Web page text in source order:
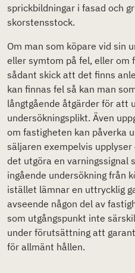
sprickbildningar i fasad och
skorstensstock.
Om man som köpare vid sin
eller symtom på fel, eller om
sådant skick att det finns
kan finnas fel så kan man
långtgående åtgärder för att
undersökningsplikt. Även
om fastigheten kan påverka
säljaren exempelvis
det utgöra en varningssignal
ingående undersökning från
istället lämnar en uttrycklig
avseende någon del av
som utgångspunkt inte
under förutsättning att
för allmänt hållen.